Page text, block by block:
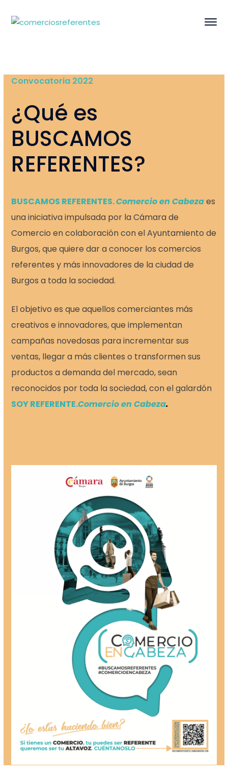
Convocatoria 2022
¿Qué es
BUSCAMOS
REFERENTES?
BUSCAMOS REFERENTES.Comercio en Cabezaes
una iniciativa impulsada por la Cámara de
Comercio en colaboración con el Ayuntamiento de
Burgos, que quiere dar a conocer los comercios
referentes y más innovadores de la ciudad de
Burgos a toda la sociedad.
El objetivo es que aquellos comerciantes más
creativos e innovadores, que implementan
campañas novedosas para incrementar sus
ventas, llegar a más clientes o transformen sus
productos a demanda del mercado, sean
reconocidos por toda la sociedad, con el galardón
SOY REFERENTE.Comercio en Cabeza.